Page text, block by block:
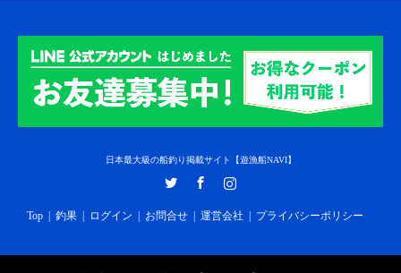
日本最大級の船釣り掲載サイト【遊漁船NAVI】
Top 釣果 ログイン お問合せ 運営会社 プライバシーポリシー